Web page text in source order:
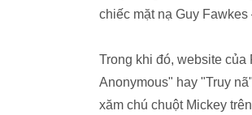
chiếc mặt nạ Guy
Trong khi đó, website
Anonymous" hay "Truy
xăm chú chuột Mickey